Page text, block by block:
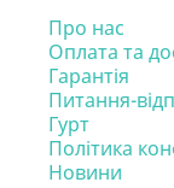
Про нас
Оплата та
Гарантія
Питання-
Гурт
Політика
Новини